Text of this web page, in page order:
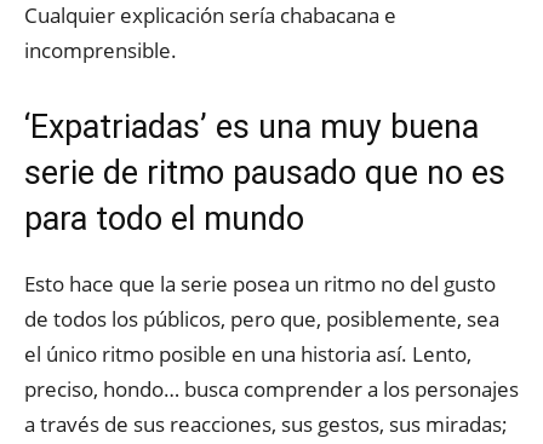
Cualquier explicación sería chabacana e
incomprensible.
‘Expatriadas’ es una muy buena
serie de ritmo pausado que no es
para todo el mundo
Esto hace que la serie posea un ritmo no del gusto
de todos los públicos, pero que, posiblemente, sea
el único ritmo posible en una historia así. Lento,
preciso, hondo… busca comprender a los personajes
a través de sus reacciones, sus gestos, sus miradas;